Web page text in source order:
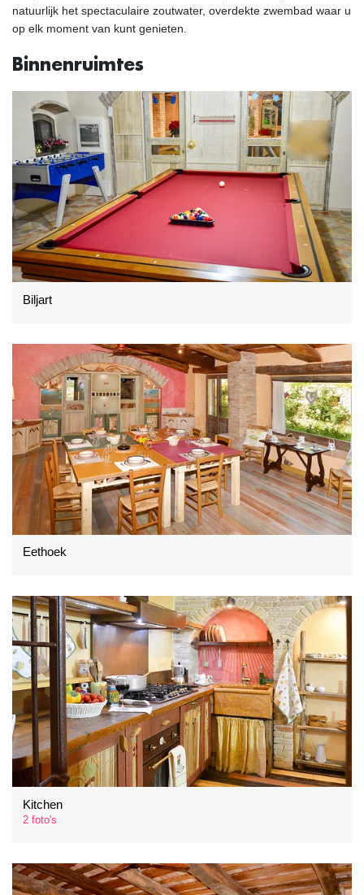
natuurlijk het spectaculaire zoutwater, overdekte zwembad waar u
op elk moment van kunt genieten.
Binnenruimtes
Biljart
Eethoek
Kitchen
2 foto's